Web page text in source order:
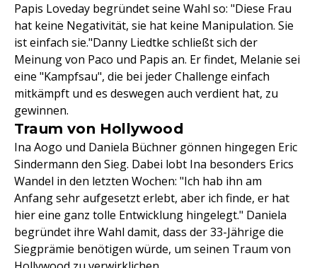
Papis Loveday begründet seine Wahl so: "Diese Frau
hat keine Negativität, sie hat keine Manipulation. Sie
ist einfach sie."Danny Liedtke schließt sich der
Meinung von Paco und Papis an. Er findet, Melanie sei
eine "Kampfsau", die bei jeder Challenge einfach
mitkämpft und es deswegen auch verdient hat, zu
gewinnen.
Traum von Hollywood
Ina Aogo und Daniela Büchner gönnen hingegen Eric
Sindermann den Sieg. Dabei lobt Ina besonders Erics
Wandel in den letzten Wochen: "Ich hab ihn am
Anfang sehr aufgesetzt erlebt, aber ich finde, er hat
hier eine ganz tolle Entwicklung hingelegt." Daniela
begründet ihre Wahl damit, dass der 33-Jährige die
Siegprämie benötigen würde, um seinen Traum von